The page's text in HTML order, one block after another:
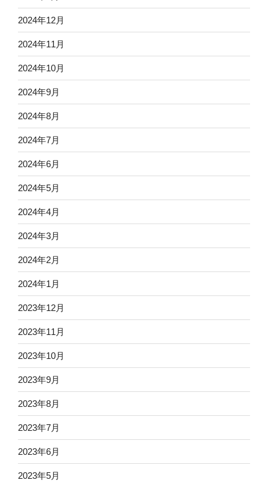
2024年12月
2024年11月
2024年10月
2024年9月
2024年8月
2024年7月
2024年6月
2024年5月
2024年4月
2024年3月
2024年2月
2024年1月
2023年12月
2023年11月
2023年10月
2023年9月
2023年8月
2023年7月
2023年6月
2023年5月